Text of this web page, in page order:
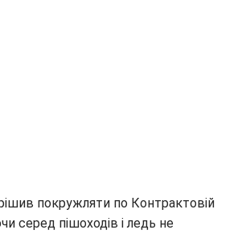
покружляти по Контрактовій
серед пішоходів і ледь не